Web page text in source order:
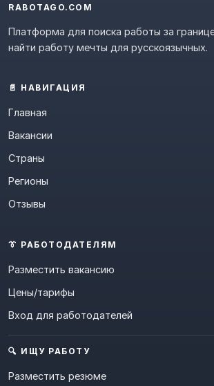
RABOTAGO.COM
Платформа для поиска работы за
найти работу мечты для русскоязычных.
📄 НАВИГАЦИЯ
Главная
Вакансии
Страны
Регионы
Отзывы
👔 РАБОТОДАТЕЛЯМ
Разместить вакансию
Цены/тарифы
Вход для работодателей
🔍 ИЩУ РАБОТУ
Разместить резюме